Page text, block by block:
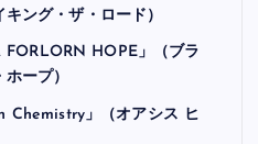
ング・ザ・ロード）
HOPE」（ブラ
ープ）
Chemistry」（オアシス ヒ